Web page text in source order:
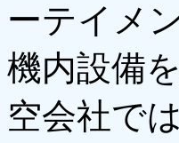
ーテイメ
機内設備
空会社で